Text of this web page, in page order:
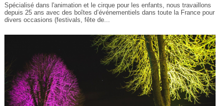
Spécialisé dans l'animation et le cirque pour les enfants, nous travaillons
depuis 25 ans avec des boîtes d’événementiels dans toute la France pour
divers occasions (festivals, fête de...